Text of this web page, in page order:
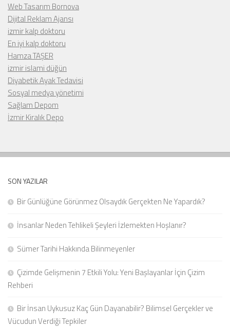
Web Tasarım Bornova
Dijital Reklam Ajansı
izmir kalp doktoru
En iyi kalp doktoru
Hamza TAŞER
izmir islami düğün
Diyabetik Ayak Tedavisi
Sosyal medya yönetimi
Sağlam Depom
İzmir Kiralık Depo
SON YAZILAR
Bir Günlüğüne Görünmez Olsaydık Gerçekten Ne Yapardık?
İnsanlar Neden Tehlikeli Şeyleri İzlemekten Hoşlanır?
Sümer Tarihi Hakkında Bilinmeyenler
Çizimde Gelişmenin 7 Etkili Yolu: Yeni Başlayanlar İçin Çizim
Rehberi
Bir İnsan Uykusuz Kaç Gün Dayanabilir? Bilimsel Gerçekler ve
Vücudun Verdiği Tepkiler